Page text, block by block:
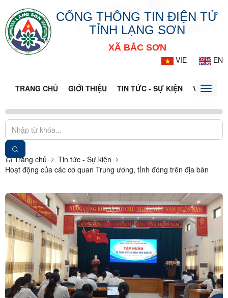
CỔNG THÔNG TIN ĐIỆN TỬ
TỈNH LẠNG SƠN
XÃ BẮC SƠN
VIE
EN
TRANG CHỦ GIỚI THIỆU TIN TỨC - SỰ KIỆN VĂN BẢN
Toggle
Trang chủ
Tin tức - Sự kiện
Hoạt động của các cơ quan Trung ương, tỉnh đóng trên địa bàn